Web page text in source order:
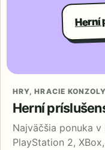
Herní
HRY, HRACIE KONZOLY
Herní
Najväčšia ponuka v
PlayStation 2,